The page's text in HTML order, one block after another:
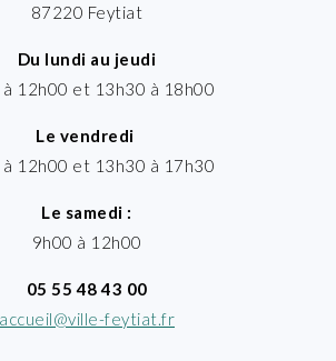
87220 Feytiat
Du lundi au jeudi
à 12h00 et 13h30 à 18h00
Le vendredi
à 12h00 et 13h30 à 17h30
Le samedi :
9h00 à 12h00
05 55 48 43 00
accueil@ville-feytiat.fr